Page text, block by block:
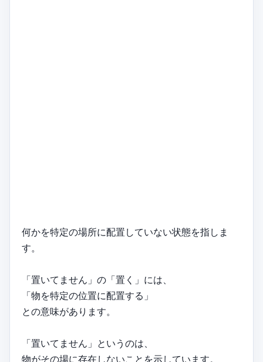
何かを特定の場所に配置していない状態を指しま
す。
「置いてません」の「置く」には、
「物を特定の位置に配置する」
との意味があります。
「置いてません」というのは、
物がその場に存在しないことを示しています。